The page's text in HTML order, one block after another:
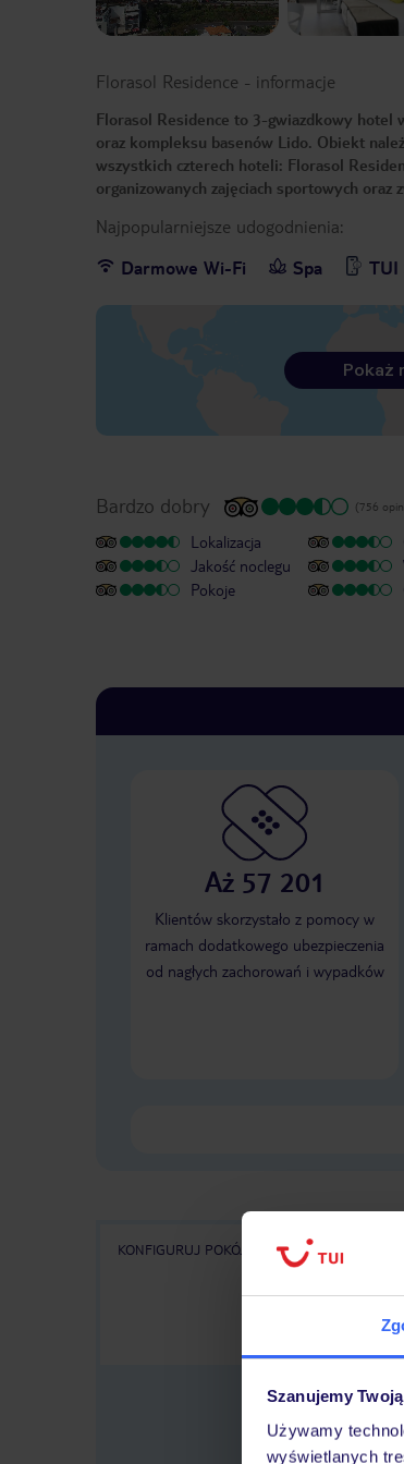
Szanujemy
Używamy
wyświetlanych
Florasol Residence - informacje
Florasol Residence to 3-gwiazdkowy hotel
oraz kompleksu basenów Lido. Obiekt
wszystkich czterech hoteli: Florasol
organizowanych zajęciach sportowych oraz
Najpopularniejsze udogodnienia:
Darmowe Wi-Fi
Spa TUI
Pokaż
Bardzo dobry (756
Lokalizacja
Jakość noclegu
Pokoje
Aż 57 201
Klientów skorzystało z pomocy w
ramach dodatkowego ubezpieczenia
od nagłych zachorowań i wypadków
KONFIGURUJ POKÓJ WSZYSTKIE